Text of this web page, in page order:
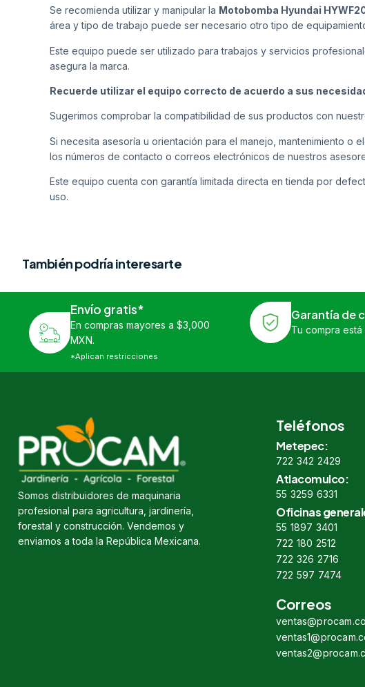
Se recomienda utilizar y manipular la Motobomba Hyundai
área y tipo de trabajo puede ser necesario otro tipo de
Este equipo puede ser utilizado para trabajos y servicios
asegura la marca.
Recuerde utilizar el equipo correcto de acuerdo a sus
Sugerimos comprobar la compatibilidad de sus productos con
Si necesita asesoría u orientación para el manejo, mantenimiento o
los números de contacto o correos electrónicos de nuestros
Este equipo cuenta con garantía limitada directa en tienda por
uso.
También podría interesarte
Envío gratis*
En compras mayores a $3,000
MXN.
*Aplican restricciones
Garantía de
Tu compra
Somos distribuidores de maquinaria
profesional para agricultura, jardinería,
forestal y construcción. Vendemos y
enviamos a toda la República Mexicana.
Teléfonos
Metepec:
722 342 2429
Atlacomulco:
55 3259 6331
Oficinas
55 1897 3401
722 180 2512
722 326 2716
722 597 7474
Correos